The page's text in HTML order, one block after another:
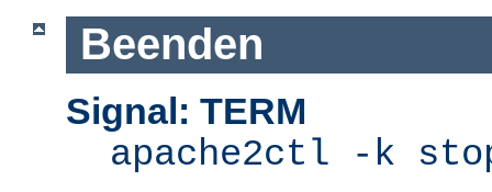
Beenden
Signal: TERM
apache2ctl -k